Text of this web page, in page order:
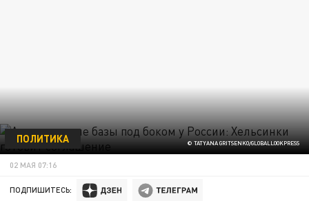
© TATYANA GRITSENKO/GLOBALLOOKPRESS
ПОЛИТИКА
02 МАЯ 07:16
ПОДПИШИТЕСЬ: